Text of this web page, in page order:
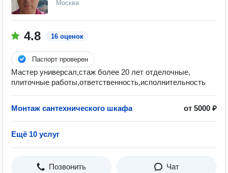
Москва
4.8 16 оценок
Паспорт проверен
Мастер универсал,стаж более 20 лет отделочные,
плиточные работы,ответственность,исполнительность
Монтаж сантехнического шкафа от 5000 ₽
Ещё 10 услуг
Позвонить Чат